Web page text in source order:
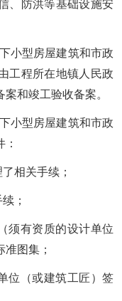
、防洪等基础设施安
小型房屋建筑和市政
工程所在地镇人民政
和竣工验收备案。
小型房屋建筑和市政
相关手续；
；
须有资质的设计单位
图集；
位（或建筑工匠）签